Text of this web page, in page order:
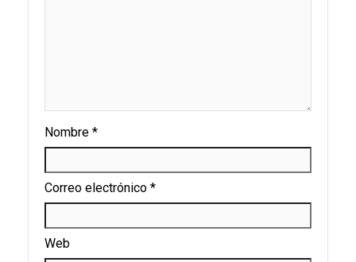
Nombre *
Correo electrónico *
Web